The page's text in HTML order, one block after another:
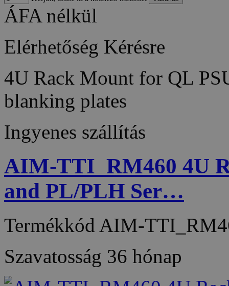
ÁFA nélkül
Elérhetőség Kérésre
4U Rack Mount for QL
blanking plates
Ingyenes szállítás
AIM-TTI_RM460 4U
and PL/PLH Ser…
Termékkód AIM-
Szavatosság 36 hónap